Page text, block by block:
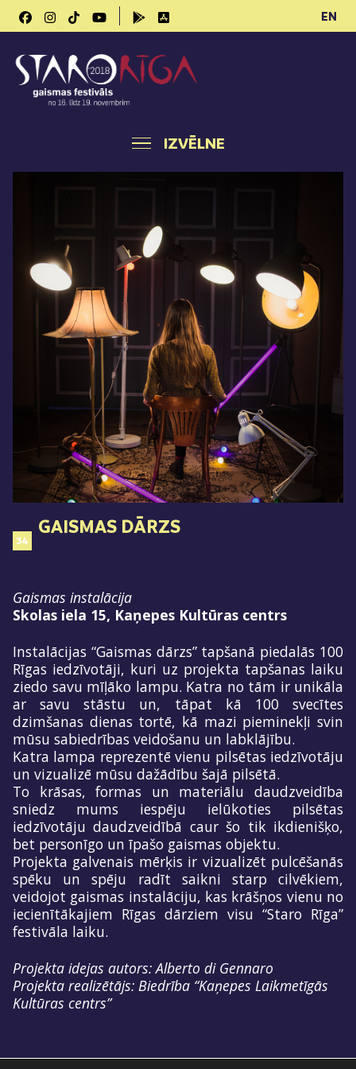
EN
IZVĒLNE
34
GAISMAS DĀRZS
Gaismas instalācija
Skolas iela 15, Kaņepes Kultūras centrs
Instalācijas “Gaismas dārzs” tapšanā piedalās 100
Rīgas iedzīvotāji, kuri uz projekta tapšanas laiku
ziedo savu mīļāko lampu. Katra no tām ir unikāla
ar savu stāstu un, tāpat kā 100 svecītes
dzimšanas dienas tortē, kā mazi pieminekļi svin
mūsu sabiedrības veidošanu un labklājību.
Katra lampa reprezentē vienu pilsētas iedzīvotāju
un vizualizē mūsu dažādību šajā pilsētā.
To krāsas, formas un materiālu daudzveidība
sniedz mums iespēju ielūkoties pilsētas
iedzīvotāju daudzveidībā caur šo tik ikdienišķo,
bet personīgo un īpašo gaismas objektu.
Projekta galvenais mērķis ir vizualizēt pulcēšanās
spēku un spēju radīt saikni starp cilvēkiem,
veidojot gaismas instalāciju, kas krāšņos vienu no
iecienītākajiem Rīgas dārziem visu “Staro Rīga”
festivāla laiku.
Projekta idejas autors: Alberto di Gennaro
Projekta realizētājs: Biedrība “Kaņepes Laikmetīgās
Kultūras centrs”